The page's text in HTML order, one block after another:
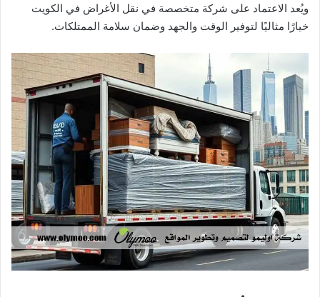
ويُعد الاعتماد على شركة متخصصة في نقل الأغراض في الكويت
خيارًا مثاليًا لتوفير الوقت والجهد وضمان سلامة الممتلكات.